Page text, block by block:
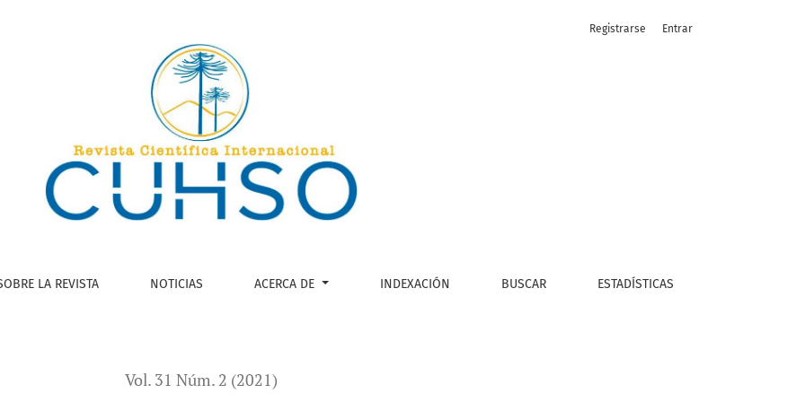
para la minería. El impacto comunitario del uso del petcoke en Tocopilla (Chile, 2000-2015)
LA REVISTA NOTICIAS ACERCA DE INDEXACIÓN BUSCAR ESTADÍSTICAS
Registrarse Entrar
Vol. 31 Núm. 2 (2021)